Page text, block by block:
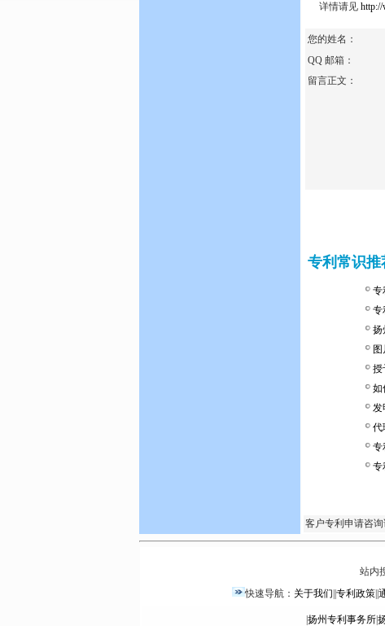
详情请见 http://
您的姓名：
QQ 邮箱：
留言正文：
专利常识推
专
专
扬
授
如
发
代
专
专
客户专利申请咨
站内
快速导航： 关于我们 专利政策
扬州专利事务所|